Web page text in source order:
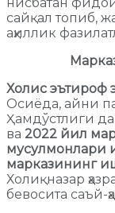
сайқал топиб,
аҳиллик
Холис эътироф
Осиёда, айни
Ҳамдўстлиги
ва 2022 йил
мусулмонлари
марказининг
Холиқназар
бевосита саъй-